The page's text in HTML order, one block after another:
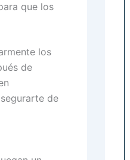
que los
los
de
de